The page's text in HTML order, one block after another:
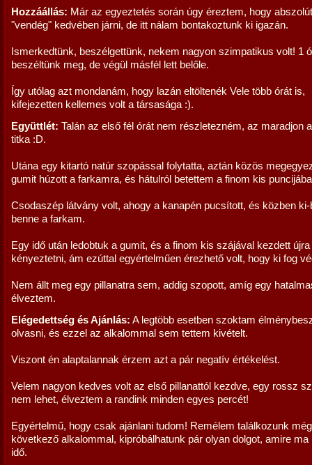
Hozzáállás: Már az egyeztetés során úgy éreztem, hogy
"vendég" kedvében járni, de itt nálam bontakoztunk ki igazán.
Ismerkedtünk, beszélgettünk, nekem nagyon szimpatikus volt! 1
beszéltünk meg, de végül másfél lett belőle.
Így utólag azt mondanám, hogy lazán eltöltenék Vele több órát is,
kifejezetten kellemes volt a társasága :).
Együttlét: Talán az első fél órát nem részletezném, az maradjon
titka :D.
Utána egy kitartó natúr szopással folytatta, aztán közös
gumit húzott a farkamra, és hátulról betettem a finom kis
Csodaszép látvány volt, ahogy a kanapén pucsított, és közben ki-
benne a farkam.
Egy idő után ledobtuk a gumit, és a finom kis szájával kezdett újra
kényeztetni, ám ezúttal egyértelműen érezhető volt, hogy ki fog
Nem állt meg egy pillanatra sem, addig szopott, amíg egy
élveztem.
Elégedettség és Ajánlás: A legtöbb esetben szoktam
olvasni, és ezzel az alkalommal sem tettem kivételt.
Viszont én alaptalannak érzem azt a pár negatív értékelést.
Velem nagyon kedves volt az első pillanattól kezdve, egy rossz
nem lehet, élveztem a randink minden egyes percét!
Egyértelmű, hogy csak ajánlani tudom! Remélem találkozunk
következő alkalommal, kipróbálhatunk pár olyan dolgot, amire ma
idő.